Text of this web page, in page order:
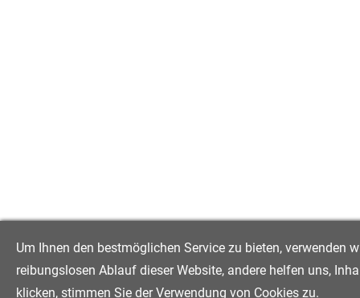
Um Ihnen den bestmöglichen Service zu bieten, verwenden
reibungslosen Ablauf dieser Website, andere helfen uns,
klicken, stimmen Sie der Verwendung von Cookies zu.